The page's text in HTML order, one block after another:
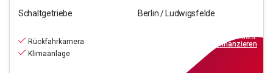
Schaltgetriebe
Berlin / Ludwigsfelde
Rückfahrkamera
Klimaanlage
inkl.MwSt.
finanzieren